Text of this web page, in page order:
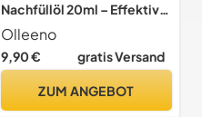
Nachfüllöl 20ml – Effektiver
Mückenschutz, rein
pflanzlich für unsere
Armbänder,
langanhaltender Komfort,
Olleeno
9,90 € gratis Versand
ZUM ANGEBOT